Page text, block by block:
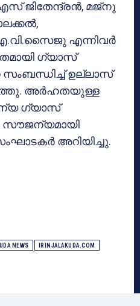
ജിതേന്ദ്രന്‍, മജ്നു
എന്നിവര്‍
ഗ്യാസ്
ഉല്ലാസ്
അര്‍ഹതയുള്ള
ഗ്യാസ്
സൗജന്യമായി
അറിയിച്ചു.
NEWS IRINJALAKUDA.COM